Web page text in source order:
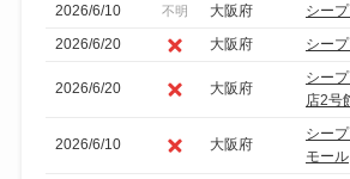
2026/6/10
不明 大阪府
シー
2026/6/20
大阪府 シー
2026/6/20 大阪府
シー
店2号
2026/6/10 大阪府
シー
モール